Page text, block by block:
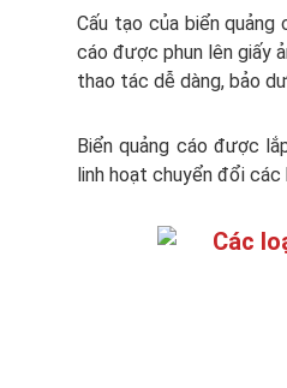
Cấu tạo của biển quảng
cáo được phun lên giấy
thao tác dễ dàng, bảo
Biển quảng cáo được
linh hoạt chuyển đổi các